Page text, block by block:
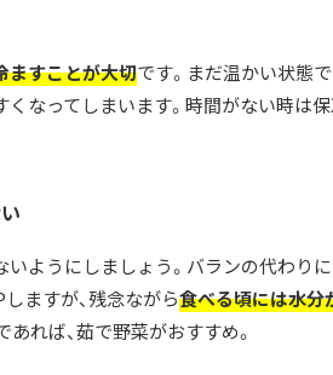
ますことが大切です。まだ温かい状態
なってしまいます。時間がない時は
いようにしましょう。バランの代わり
ますが、残念ながら食べる頃には水分
れば、茹で野菜がおすすめ。